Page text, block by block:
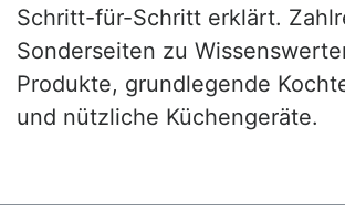
Schritt-für-Schritt erklärt.
Sonderseiten zu
Produkte, grundlegende
und nützliche Küchengeräte.